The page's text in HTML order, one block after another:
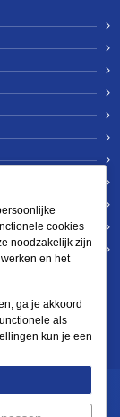
cookies
noodzakelijk zijn
en het
ga je akkoord
als
kun je een